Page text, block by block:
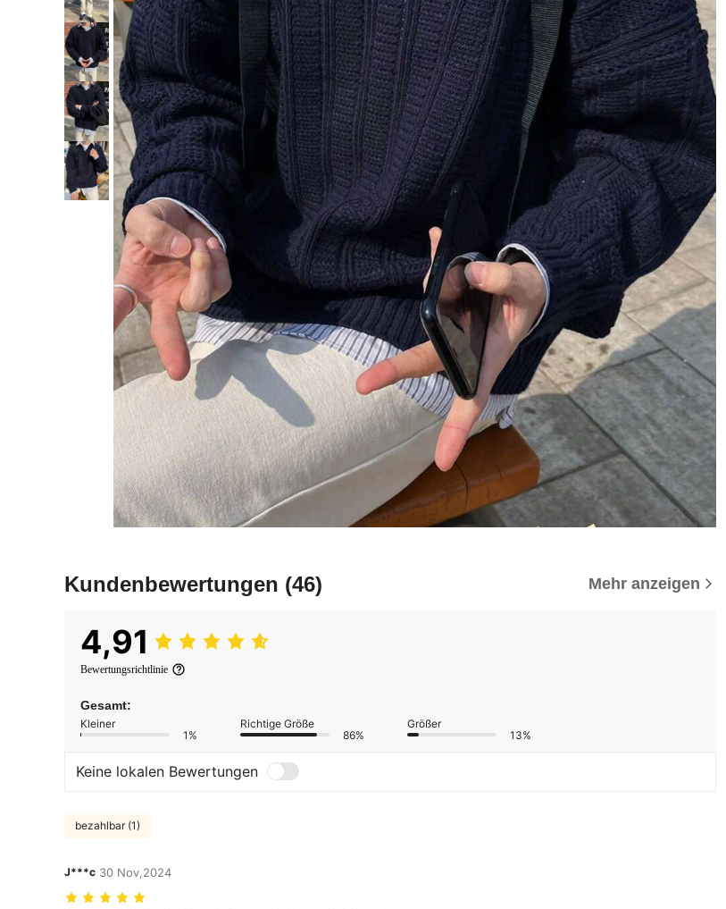
Kundenbewertungen (46) Mehr anzeigen
4,91
Bewertungsrichtlinie
Gesamt:
Kleiner
1%
Richtige Größe
86%
Größer
13%
Keine lokalen Bewertungen
bezahlbar (1)
J***c 30 Nov,2024